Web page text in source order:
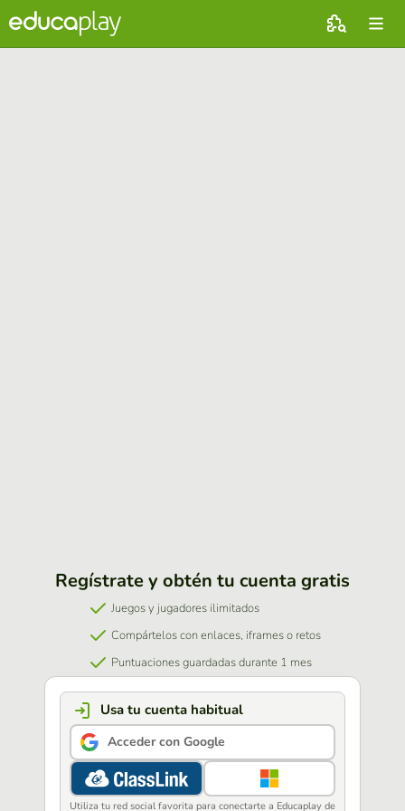
Regístrate y obtén tu cuenta gratis
Juegos y jugadores ilimitados
Compártelos con enlaces, iframes o retos
Puntuaciones guardadas durante 1 mes
Usa tu cuenta habitual
Acceder con Google
Utiliza tu red social favorita para conectarte a Educaplay de